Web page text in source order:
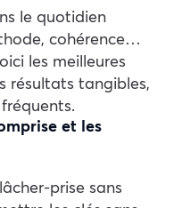
le quotidien
cohérence…
les meilleures
résultats tangibles,
et les
prise sans